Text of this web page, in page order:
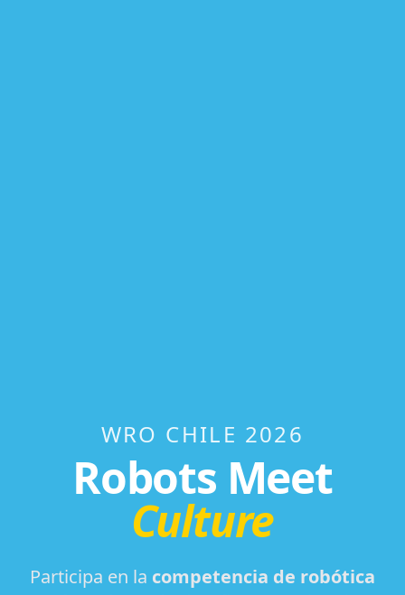
WRO CHILE 2026
Robots Meet
Culture
Participa en la competencia de robótica